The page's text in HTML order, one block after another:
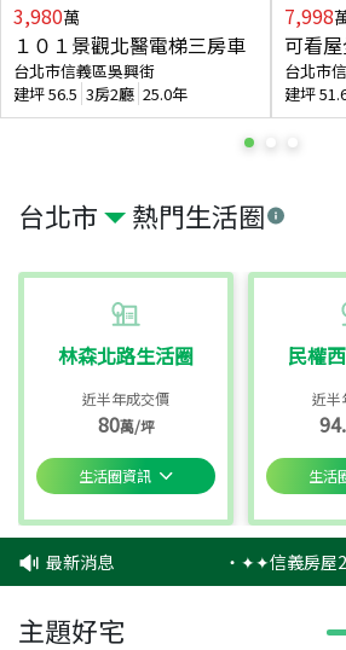
台北市 熱門生活圈
林森北路生活圈
近半年成交價
80萬/坪
生活圈資訊
民權
近半
生活
3,980萬
１０１景觀北醫電梯三房車
台北市信義區吳興街
建坪56.5 3房2廳 25.0年
7,998
可看
台北市
建坪
最新消息 ‧✦✦信義房屋
主題好宅